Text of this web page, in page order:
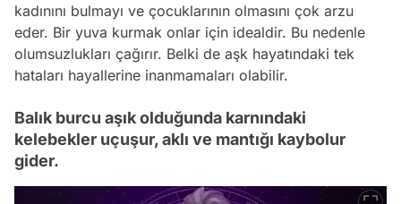
kadınını bulmayı ve çocuklarının olmasını çok arzu
eder. Bir yuva kurmak onlar için idealdir. Bu nedenle
olumsuzlukları çağırır. Belki de aşk hayatındaki tek
hataları hayallerine inanmamaları olabilir.
Balık burcu aşık olduğunda karnındaki
kelebekler uçuşur, aklı ve mantığı kaybolur
gider.